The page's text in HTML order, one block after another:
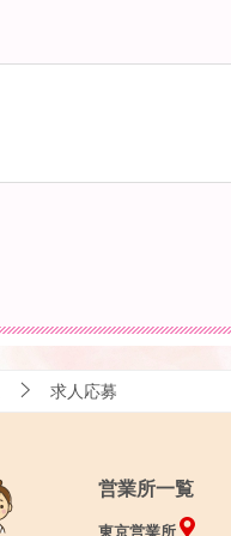
求人応募
営業所一覧
東京営業所